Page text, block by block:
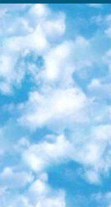
открытого доступа. Каталог площадки регулярно обрастает текстами статей из различных научных изданий. Сгруппированные по журналам и рубрикам публикации можно читать онлайн или скачивать целиком в PDF-формате. Проект нацелен на популяризацию науки за счёт открытого доступа к качественной информации. 6. «ПостНаука» На этом ресурсе публикуют подборки видеолекций, составленные экспертами из разных отраслей и объединённые общими темами. Среди них, к примеру, есть серии «Биоинформатика и геномика», «Культура средневековой Скандинавии» и Cinema Studies о теории кино. Каждая подборка лекций — логически связанная история, рассказанная экспертом от первого лица. Кроме того, на сайте появляются научно-образовательные статьи и тесты на разные темы. 7. «Newочём» Команда проекта «Newочём» отбирает самые интересные тексты из англоязычных СМИ и переводит те из них, за которые голосуют участники сообщества «ВКонтакте». По большей части это научно-популярные статьи. Редакторы придумывают лишь заголовки, в остальном содержание переводов соответствует оригиналам. Полные тексты можно читать прямо в социальной сети. 8. InternetUrok Онлайн-база материалов по основным дисциплинам школьной программы. Информация на сайте структурирована по классам, предметам и темам (урокам). Каждый урок состоит из видеолекций и конспектов. Есть также интерактивные тренажёры и тесты для закрепления пройденного материала. Даже если вы давно окончили школу, возможность повторить программу старших классов всегда может пригодиться. 9. Edutainme Ещё один ресурс об образовании. В отличие от Newtonew, как мне кажется, Edutainme больше ориентируется на представителей индустрии: педагогов, предпринимателей, разработчиков образовательных проектов. Но и любой, кто просто стремится к саморазвитию, найдёт на сайте много полезного и интересного для себя. Например, информацию о новых курсах и образовательных сервисах. 10. Newtonew Онлайн-медиа об образовании и обучении в широком смысле. Авторы Newtonew пишут об инструментах, заведениях, тактиках и стратегиях, которые помогают учить других и получать новые знания самостоятельно. На этой площадке вы найдёте новости, обзоры, аналитические мат